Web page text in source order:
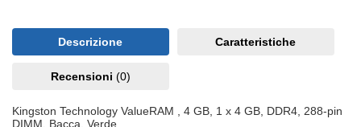
Descrizione Caratteristiche
Recensioni (0)
Kingston Technology ValueRAM , 4 GB, 1 x 4 GB, DDR4, 288-pin
DIMM, Bacca, Verde